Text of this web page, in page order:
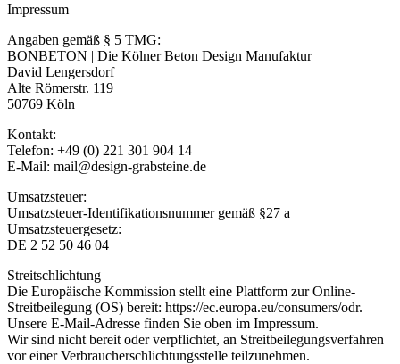
Impressum
Angaben gemäß § 5 TMG:
BONBETON | Die Kölner Beton Design Manufaktur
David Lengersdorf
Alte Römerstr. 119
50769 Köln
Kontakt:
Telefon: +49 (0) 221 301 904 14
E-Mail: mail@design-grabsteine.de
Umsatzsteuer:
Umsatzsteuer-Identifikationsnummer gemäß §27 a
Umsatzsteuergesetz:
DE 2 52 50 46 04
Streitschlichtung
Die Europäische Kommission stellt eine Plattform zur Online-
Streitbeilegung (OS) bereit: https://ec.europa.eu/consumers/odr.
Unsere E-Mail-Adresse finden Sie oben im Impressum.
Wir sind nicht bereit oder verpflichtet, an Streitbeilegungsverfahren
vor einer Verbraucherschlichtungsstelle teilzunehmen.